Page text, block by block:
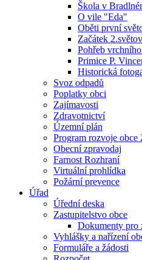
Škola v
O vile "Eda"
Oběti první
Začátek
Pohřeb
Primice P.
Historická
Svoz odpadů
Poplatky obci
Zajímavosti
Zdravotnictví
Územní plán
Program rozvoje obce
Obecní zpravodaj
Farnost Rozhraní
Virtuální prohlídka
Požární prevence
Úřad
Úřední deska
Zastupitelstvo obce
Dokumenty pro
Vyhlášky a nařízení
Formuláře a žádosti